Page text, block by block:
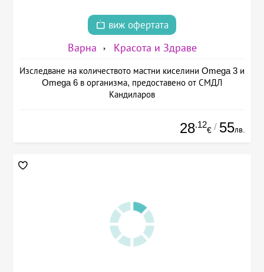
виж офертата
Варна Красота и Здраве
Изследване на количеството мастни киселини Omega 3 и
Omega 6 в организма, предоставено от СМДЛ
Кандиларов
28.12
€ / 55лв.